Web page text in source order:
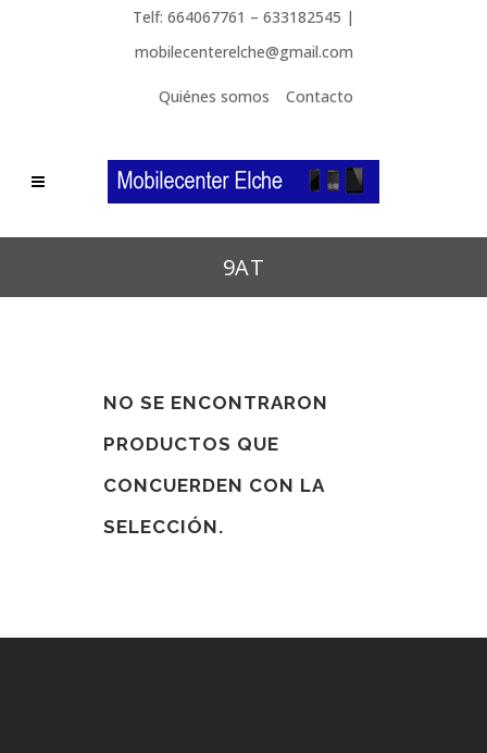
Telf: 664067761 – 633182545 |
mobilecenterelche@gmail.com
Quiénes somos Contacto
9AT
NO SE ENCONTRARON
PRODUCTOS QUE
CONCUERDEN CON LA
SELECCIÓN.